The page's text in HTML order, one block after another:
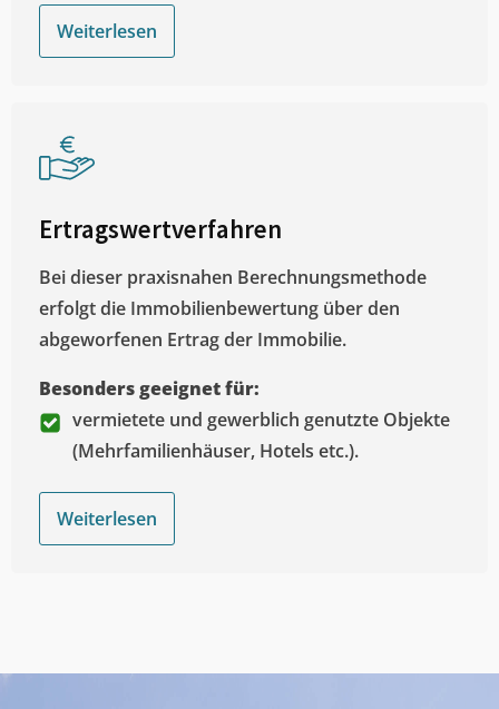
Weiterlesen
Ertragswertverfahren
Bei dieser praxisnahen Berechnungsmethode
erfolgt die Immobilienbewertung über den
abgeworfenen Ertrag der Immobilie.
Besonders geeignet für:
vermietete und gewerblich genutzte Objekte
(Mehrfamilienhäuser, Hotels etc.).
Weiterlesen